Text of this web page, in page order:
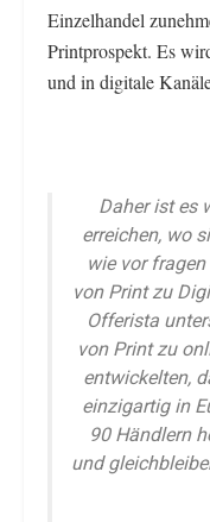
Einzelhandel
Printprospekt. Es
und in digitale
Daher ist es
erreichen, wo
wie vor
von Print zu
Offerista
von Print zu
entwickelten,
einzigartig in
90 Händlern
und